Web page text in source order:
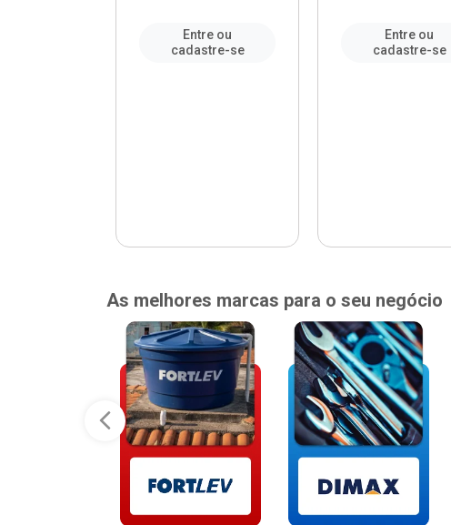
Entre ou
cadastre-se
Entre ou
cadastre-se
As melhores marcas para o seu negócio